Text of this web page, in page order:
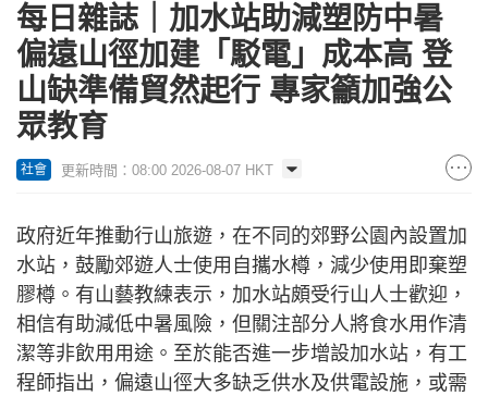
每日雜誌｜加水站助減塑防中暑
偏遠山徑加建「駁電」成本高 登
山缺準備貿然起行 專家籲加強公
眾教育
社會 更新時間：08:00 2026-08-07 HKT
政府近年推動行山旅遊，在不同的郊野公園內設置加
水站，鼓勵郊遊人士使用自攜水樽，減少使用即棄塑
膠樽。有山藝教練表示，加水站頗受行山人士歡迎，
相信有助減低中暑風險，但關注部分人將食水用作清
潔等非飲用用途。至於能否進一步增設加水站，有工
程師指出，偏遠山徑大多缺乏供水及供電設施，或需